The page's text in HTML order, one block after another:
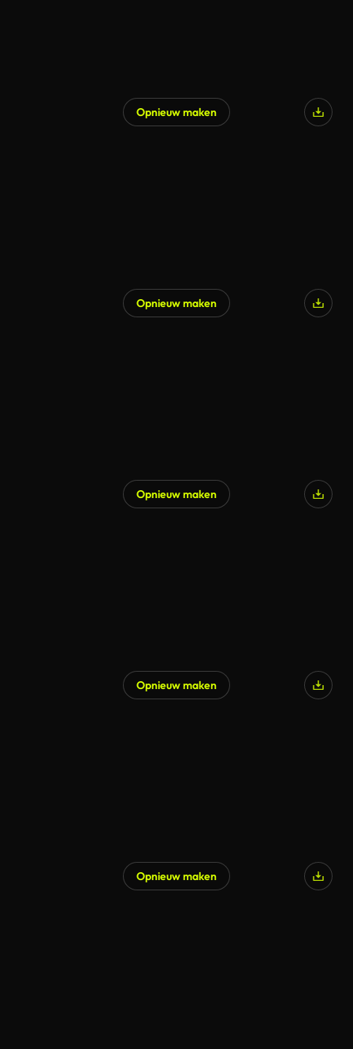
Opnieuw maken
Opnieuw maken
Opnieuw maken
Opnieuw maken
Opnieuw maken